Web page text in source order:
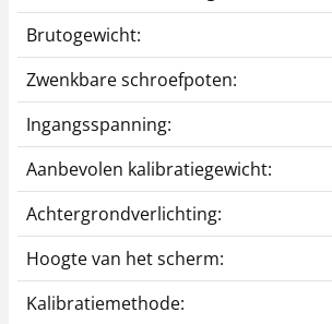
Brutogewicht:
Zwenkbare schroefpoten:
Ingangsspanning:
Aanbevolen kalibratiegewicht:
Achtergrondverlichting:
Hoogte van het scherm:
Kalibratiemethode: